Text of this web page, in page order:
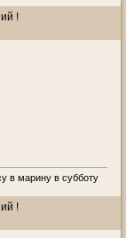
!
в марину в субботу
!